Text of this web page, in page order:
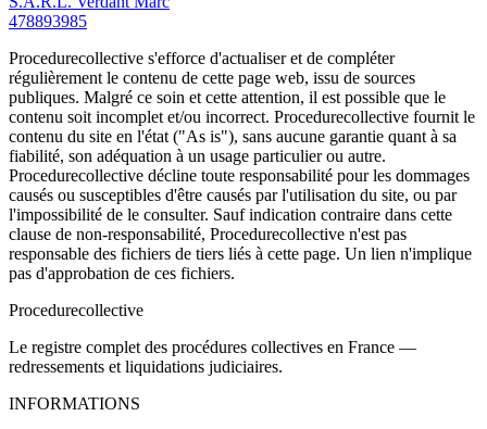
478893985
Procedurecollective s'efforce d'actualiser et de compléter
régulièrement le contenu de cette page web, issu de sources
publiques. Malgré ce soin et cette attention, il est possible que le
contenu soit incomplet et/ou incorrect. Procedurecollective fournit le
contenu du site en l'état ("As is"), sans aucune garantie quant à sa
fiabilité, son adéquation à un usage particulier ou autre.
Procedurecollective décline toute responsabilité pour les dommages
causés ou susceptibles d'être causés par l'utilisation du site, ou par
l'impossibilité de le consulter. Sauf indication contraire dans cette
clause de non-responsabilité, Procedurecollective n'est pas
responsable des fichiers de tiers liés à cette page. Un lien n'implique
pas d'approbation de ces fichiers.
Procedurecollective
Le registre complet des procédures collectives en France —
redressements et liquidations judiciaires.
INFORMATIONS